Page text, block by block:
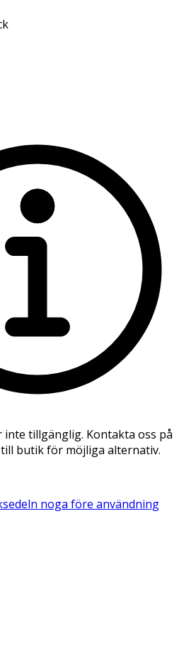
tillgänglig. Kontakta oss på
butik för möjliga alternativ.
noga före användning